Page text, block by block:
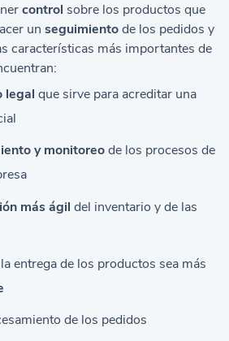
control sobre los productos que
unseguimientode los pedidos y
características más importantes de
legal que sirve para acreditar una
y monitoreode los procesos de
más ágil del inventario y de las
entrega de los productos sea más
de los pedidos